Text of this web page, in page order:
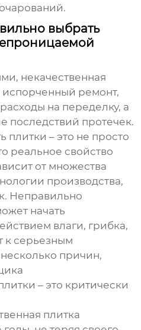
выбрать
некачественная
испорченный ремонт,
на переделку, а
последствий протечек.
– это не просто
реальное свойство
от множества
производства,
Неправильно
начать
влаги, грибка,
к серьезным
причин,
– это критически
плитка